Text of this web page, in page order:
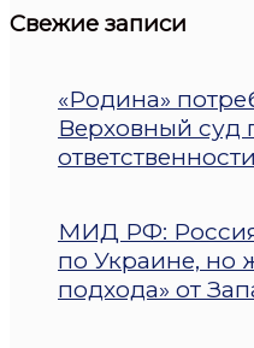
Свежие записи
«Родина»
Верховный суд
ответственности
МИД РФ: Россия
по Украине, но
подхода» от